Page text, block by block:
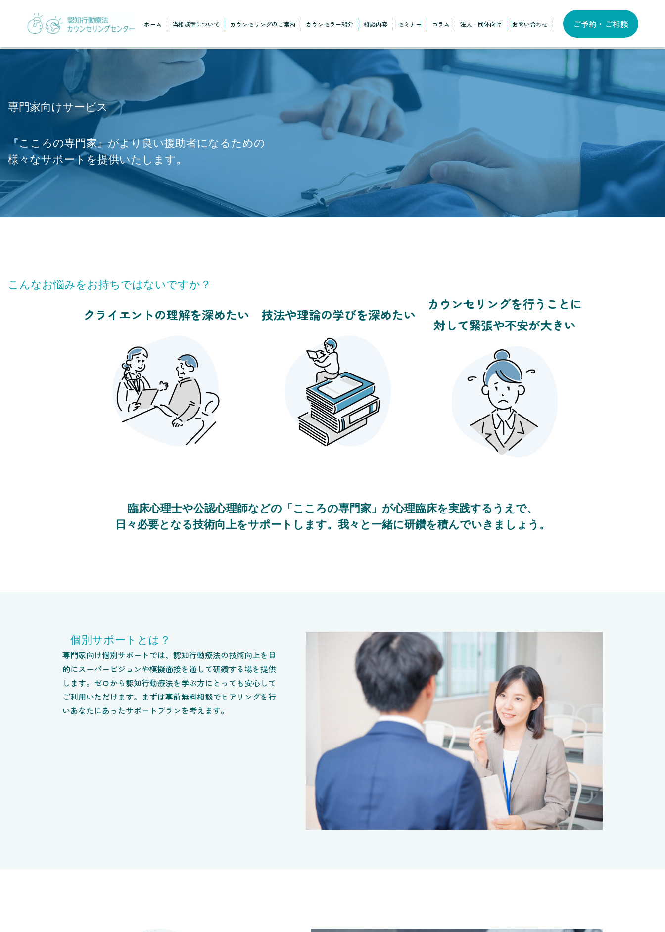
ホーム 当相談室について カウンセリングのご案内 カウンセラー紹介 相談内容 セミナー コラム 法人・団体向け お問い合わせ ご予約・ご相談
専門家向けサービス
『こころの専門家』がより良い援助者になるための
様々なサポートを提供いたします。
こんなお悩みをお持ちではないですか？
クライエントの理解を深めたい 技法や理論の学びを深めたい
カウンセリングを行うことに
対して緊張や不安が大きい
臨床心理士や公認心理師などの 「こころの専門家」が心理臨床を実践するうえで、
日々必要となる技術向上をサポートします。 我々と一緒に研鑽を積んでいきましょう。
個別サポートとは？
専門家向け個別サポートでは、認知行動療法の技術向上を目
的にスーパービジョンや模擬面接を通して研鑽する場を提供
します。ゼロから認知行動療法を学ぶ方にとっても安心して
ご利用いただけます。まずは事前無料相談でヒアリングを行
いあなたにあったサポートプランを考えます。